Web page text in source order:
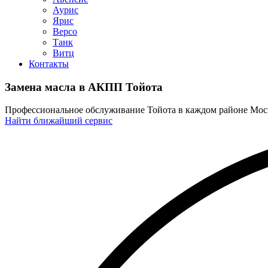
Аурис
Ярис
Версо
Танк
Витц
Контакты
Замена масла в АКПП Тойота
Профессиональное обслуживание Тойота в каждом районе
Найти ближайший сервис